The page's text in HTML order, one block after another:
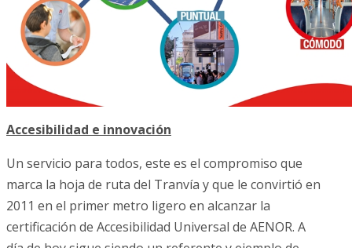
Accesibilidad e innovación
Un servicio para todos, este es el compromiso que
marca la hoja de ruta del Tranvía y que le convirtió en
2011 en el primer metro ligero en alcanzar la
certificación de Accesibilidad Universal de AENOR. A